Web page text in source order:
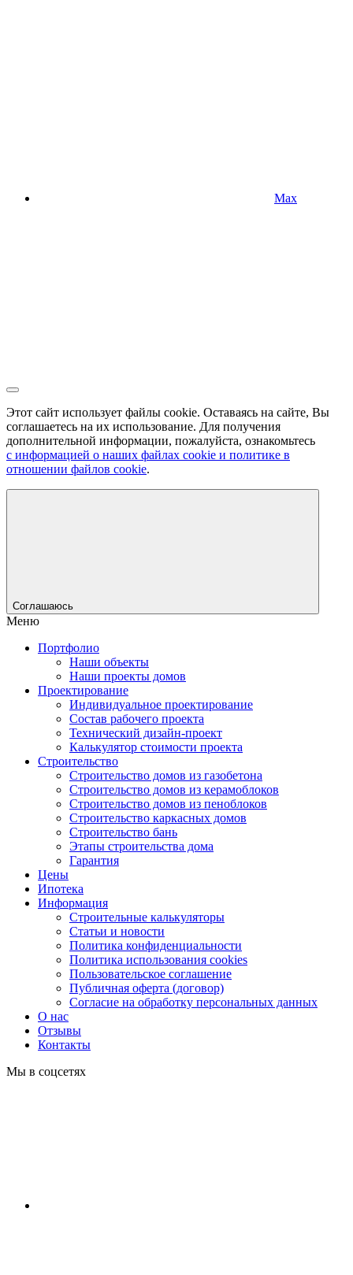
Max
Этот сайт использует файлы cookie. Оставаясь на сайте, Вы
соглашаетесь на их использование. Для получения
дополнительной информации, пожалуйста, ознакомьтесь
с информацией о наших файлах cookie и политике в
отношении файлов cookie.
Соглашаюсь
Меню
Портфолио
Наши объекты
Наши проекты домов
Проектирование
Индивидуальное проектирование
Состав рабочего проекта
Технический дизайн-проект
Калькулятор стоимости проекта
Строительство
Строительство домов из газобетона
Строительство домов из керамоблоков
Строительство домов из пеноблоков
Строительство каркасных домов
Строительство бань
Этапы строительства дома
Гарантия
Цены
Ипотека
Информация
Строительные калькуляторы
Статьи и новости
Политика конфиденциальности
Политика использования cookies
Пользовательское соглашение
Публичная оферта (договор)
Согласие на обработку персональных данных
О нас
Отзывы
Контакты
Мы в соцсетях